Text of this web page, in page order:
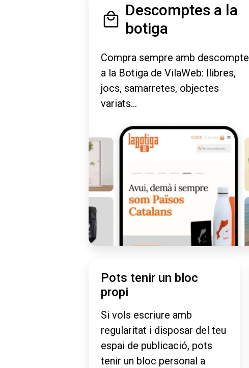
Descomptes a la
botiga
Compra sempre amb descompte
a la Botiga de VilaWeb: llibres,
jocs, samarretes, objectes
variats...
Pots tenir un bloc
propi
Si vols escriure amb
regularitat i disposar del teu
espai de publicació, pots
tenir un bloc personal a